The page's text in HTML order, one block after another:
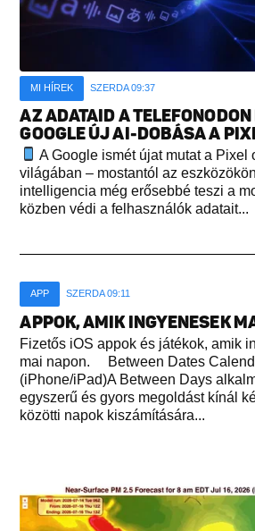
MI HÍREK SZERDA 09:37
AZ ADATAID A
GOOGLE ÚJ AI-DOBÁSA A
A Google ismét újat mutat a Pixel
világában – mostantól az
intelligencia még erősebbé teszi a
közben védi a felhasználók adatait...
APP SZERDA 09:11
APPOK, AMIK INGYENESEK
Fizetős iOS appok és játékok, amik
mai napon. Between Dates
(iPhone/iPad)A Between Days
egyszerű és gyors megoldást kínál
közötti napok kiszámítására...